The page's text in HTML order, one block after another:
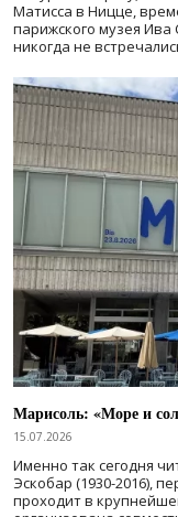
Матисса в Ницце,
парижского музея
никогда не
Марисоль: «Море и
15.07.2026
Именно так сегодня
Эскобар (1930-2016),
проходит в